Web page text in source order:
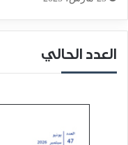
العدد الحالي